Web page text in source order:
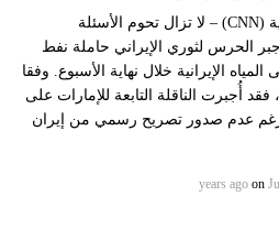
أتلانتا، الولايات المتحدة الأمريكية (CNN) – لا تزال تحوم الأسئلة
الحرس لثوري الإيراني حاملة نفط
الإيرانية خلال نهاية الأسبوع. وفقا
فقد أُجبرت الناقلة التابعة للإمارات على
رغم عدم صدور تصريح رسمي من إيران
on